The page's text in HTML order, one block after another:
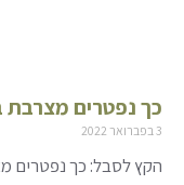
כך נפטרים מצרבת
3 בפברואר 2022
הקץ לסבל: כך נפטרים